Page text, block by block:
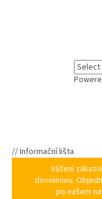
// Informační lišta
Vážení
dovolenou.
po našem